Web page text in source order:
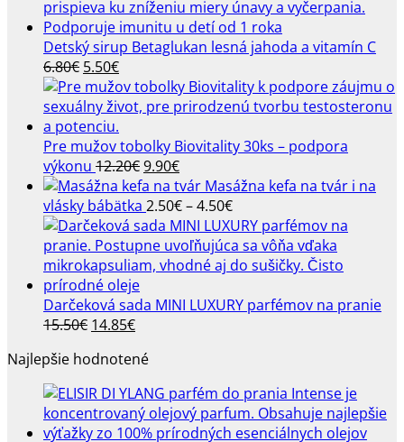
Detský sirup Betaglukan lesná jahoda a vitamín C
6.80€ Pôvodná
cena
bola:
6.80€.
5.50€Aktuálna
cena
je:
Pre mužov tobolky Biovitality 30ks – podpora
výkonu 12.20€Pôvodná
cena
bola:
12.20€.
9.90€Aktuálna
cena
je:
9.90€.
Masážna kefa na tvár i na
vlásky bábätka 2.50€–4.50€Price
range:
2.50€
through
Darčeková sada MINI LUXURY parfémov na pranie
15.50€ Pôvodná
bola:
15.50€.
14.85€Aktuálna
je:
14.85€.
Najlepšie hodnotené